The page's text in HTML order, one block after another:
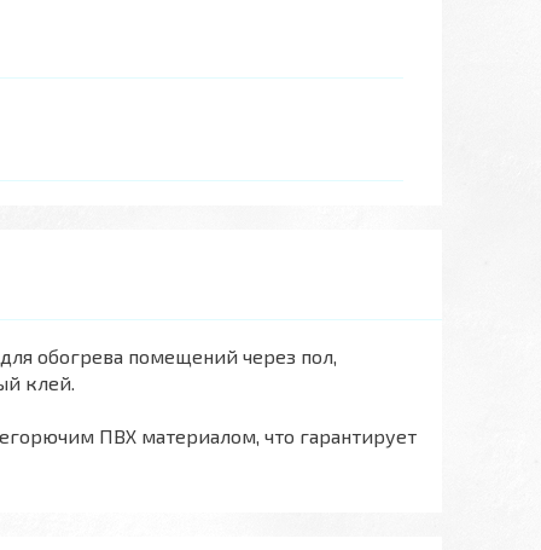
обогрева помещений через пол,
клей.
ПВХ материалом, что гарантирует